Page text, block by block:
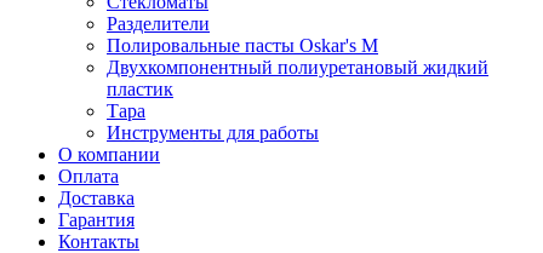
Разделители
Полировальные пасты Oskar's M
Двухкомпонентный полиуретановый жидкий
пластик
Тара
Инструменты для работы
О компании
Оплата
Доставка
Гарантия
Контакты